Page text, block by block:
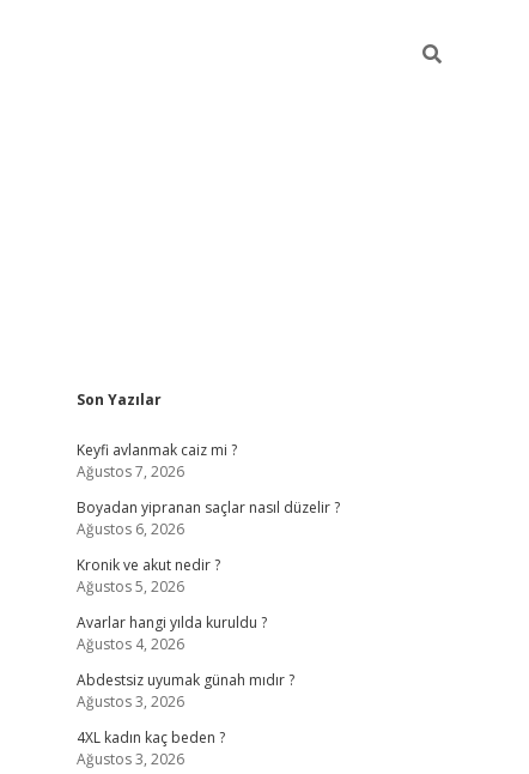
Sidebar
Son Yazılar
Keyfi avlanmak caiz mi ?
Ağustos 7, 2026
Boyadan yipranan saçlar nasıl düzelir ?
Ağustos 6, 2026
Kronik ve akut nedir ?
Ağustos 5, 2026
Avarlar hangi yılda kuruldu ?
Ağustos 4, 2026
Abdestsiz uyumak günah mıdır ?
Ağustos 3, 2026
4XL kadın kaç beden ?
Ağustos 3, 2026